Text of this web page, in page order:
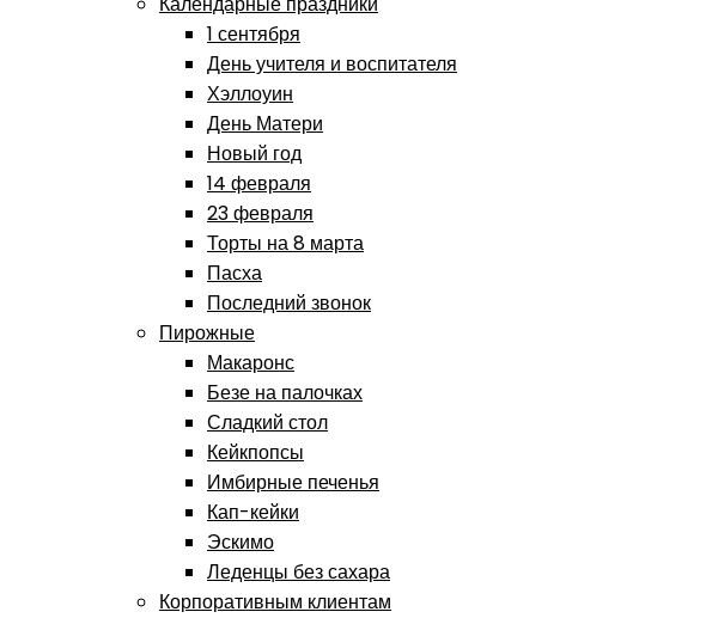
1 сентября
День учителя и воспитателя
Хэллоуин
День Матери
Новый год
14 февраля
23 февраля
Торты на 8 марта
Пасха
Последний звонок
Пирожные
Макаронс
Безе на палочках
Сладкий стол
Кейкпопсы
Имбирные печенья
Кап-кейки
Эскимо
Леденцы без сахара
Корпоративным клиентам